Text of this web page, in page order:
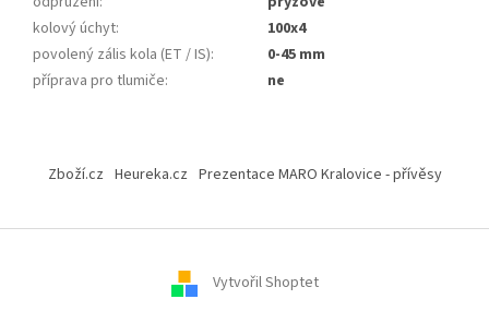
kolový úchyt:
100x4
povolený zális kola (ET / IS):
0-45 mm
příprava pro tlumiče: ne
Zboží.cz Heureka.cz Prezentace MARO Kralovice - přívěsy
Vytvořil Shoptet